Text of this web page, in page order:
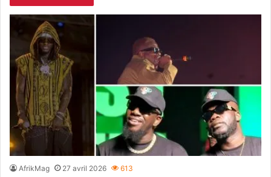
AfrikMag 27 avril 2026 613